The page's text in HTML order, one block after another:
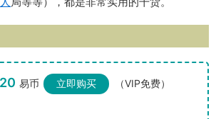
20 易币 立即购买
（VIP免费）